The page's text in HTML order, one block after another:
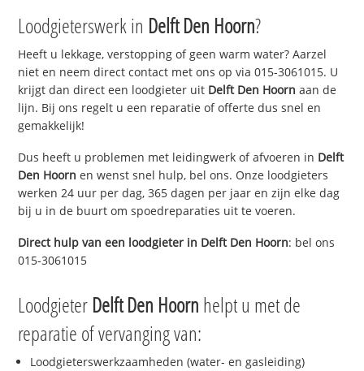
Loodgieterswerk in Delft Den Hoorn?
Heeft u lekkage, verstopping of geen warm water? Aarzel
niet en neem direct contact met ons op via 015-3061015. U
krijgt dan direct een loodgieter uit Delft Den Hoorn aan de
lijn. Bij ons regelt u een reparatie of offerte dus snel en
gemakkelijk!
Dus heeft u problemen met leidingwerk of afvoeren in Delft
Den Hoorn en wenst snel hulp, bel ons. Onze loodgieters
werken 24 uur per dag, 365 dagen per jaar en zijn elke dag
bij u in de buurt om spoedreparaties uit te voeren.
Direct hulp van een loodgieter in Delft Den Hoorn: bel ons
015-3061015
Loodgieter Delft Den Hoorn helpt u met de
reparatie of vervanging van:
Loodgieterswerkzaamheden (water- en gasleiding)